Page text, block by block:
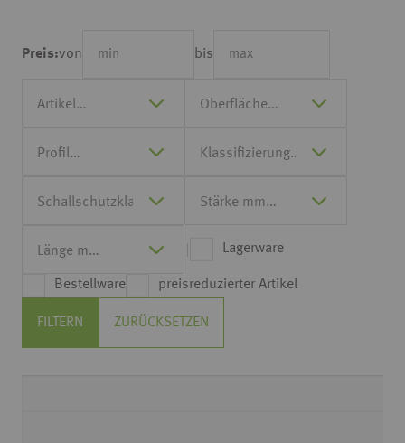
Preis:von bis
Lagerware
Bestellware preisreduzierter Artikel
FILTERN ZURÜCKSETZEN